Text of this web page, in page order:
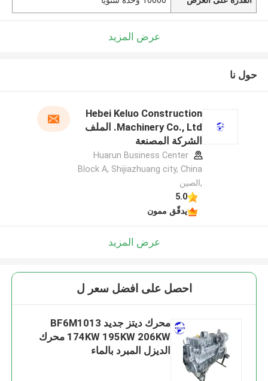
عرض المزيد
حول نا
Hebei Keluo Construction
Machinery Co., Ltd. الملف
الشركة المصنعة
Huarun Business Center
Block A, Shijiazhuang city, China
,الصين
5.0
يدقّق ممون
عرض المزيد
احصل على افضل سعر ل
محرك ديتز جديد BF6M1013
174KW 195KW 206KW محرك
الديزل المبرد بالماء